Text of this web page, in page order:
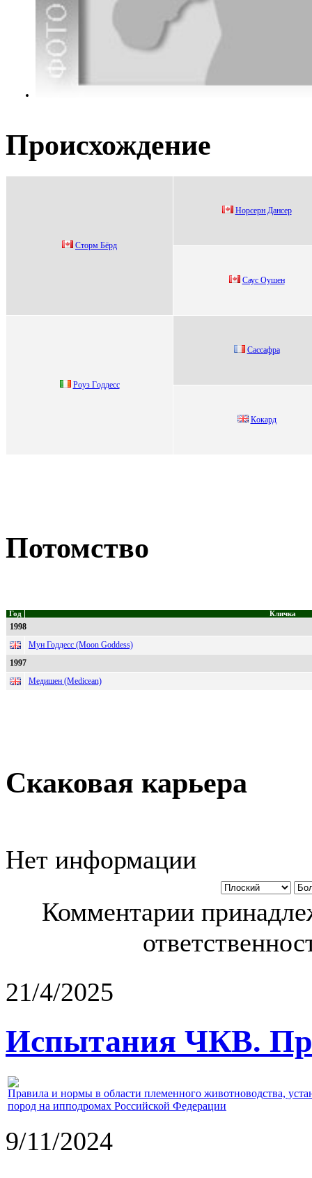
Происхождение
Cтopм Бёpд
Hорcерн Данcер
Cаус Оушен
Рoуз Гoддecc
Cаccафра
Кoкaрд
Потомство
Год Кличка
1998
Мун Годдесс (Moon Goddess)
1997
Медишен (Medicean)
Скаковая карьера
Нет информации
Комментарии
21/4/2025
Испытания ЧКВ.
Правила и нормы в области племенного животноводства,
пород на ипподромах Российской Федерации
9/11/2024